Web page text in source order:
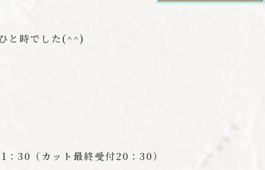
と時でした(^^)
30（カット最終受付20：30）